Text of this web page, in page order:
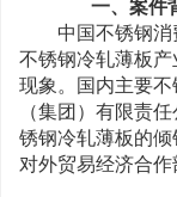
中国不锈钢消
不锈钢冷轧薄板
现象。国内主要
（集团）有限责
锈钢冷轧薄板的
对外贸易经济合